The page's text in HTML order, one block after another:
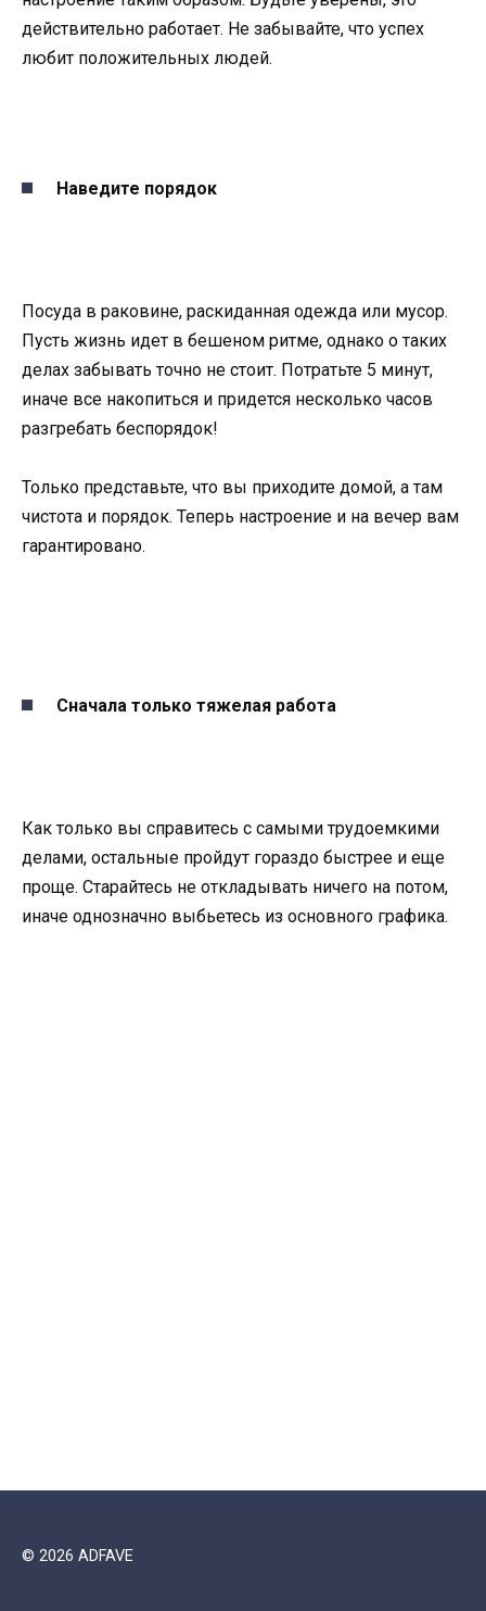
действительно работает. Не забывайте, что успех
любит положительных людей.
Наведите порядок
Посуда в раковине, раскиданная одежда или мусор.
Пусть жизнь идет в бешеном ритме, однако о таких
делах забывать точно не стоит. Потратьте 5 минут,
иначе все накопиться и придется несколько часов
разгребать беспорядок!
Только представьте, что вы приходите домой, а там
чистота и порядок. Теперь настроение и на вечер вам
гарантировано.
Сначала только тяжелая работа
Как только вы справитесь с самыми трудоемкими
делами, остальные пройдут гораздо быстрее и еще
проще. Старайтесь не откладывать ничего на потом,
иначе однозначно выбьетесь из основного графика.
© 2026 ADFAVE